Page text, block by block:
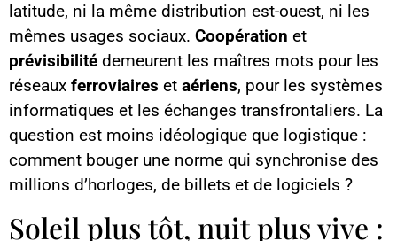
latitude, ni la même distribution est-ouest, ni les
mêmes usages sociaux. Coopération et
prévisibilité demeurent les maîtres mots pour les
réseaux ferroviaires et aériens, pour les systèmes
informatiques et les échanges transfrontaliers. La
question est moins idéologique que logistique :
comment bouger une norme qui synchronise des
millions d’horloges, de billets et de logiciels ?
Soleil plus tôt, nuit plus vive :